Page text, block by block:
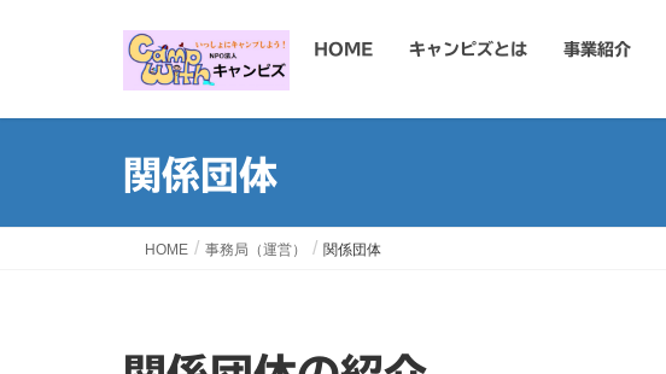
HOME キャンピズとは 事業紹介
関係団体
HOME 事務局（運営） 関係団体